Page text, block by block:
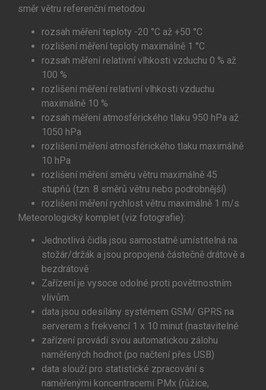
směr větru referenční metodou
rozsah měření teploty -20 °C až +50 °C
rozlišení měření teploty maximálně 1 °C
rozsah měření relativní vlhkosti vzduchu 0 % až
100 %
rozlišení měření relativní vlhkosti vzduchu
maximálně 10 %
rozsah měření atmosférického tlaku 950 hPa až
1050 hPa
rozlišení měření atmosférického tlaku maximálně
10 hPa
rozlišení měření směru větru maximálně 45
stupňů (tzn. 8 směrů větru nebo podrobnější)
rozlišení měření rychlost větru maximálně 1 m/s
Meteorologický komplet (viz fotografie):
Jednotlivá čidla jsou samostatně umístitelná na
stožár/držák a jsou propojená částečně drátově a
bezdrátově
Zařízení je vysoce odolné proti povětrnostním
vlivům.
data jsou odesílány systémem GSM/ GPRS na
serverem s frekvencí 1 x 10 minut (nastavitelné
zařízení provádí svou automatickou zálohu
naměřených hodnot (po načtení přes USB)
data slouží pro statistické zpracování s
naměřenými koncentracemi PMx (růžice,